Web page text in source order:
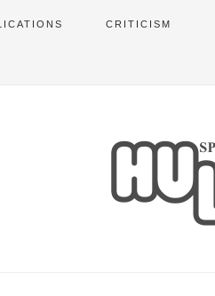
CRITICISM